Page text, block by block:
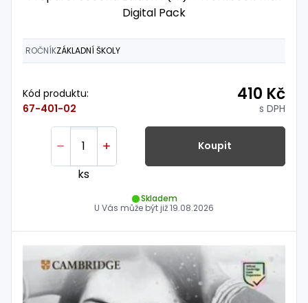
Digital Pack
ROČNÍKZÁKLADNÍ ŠKOLY
Kód produktu:
67-401-02
410 Kč
s DPH
ks
Koupit
Skladem
U Vás může být již19.08.2026